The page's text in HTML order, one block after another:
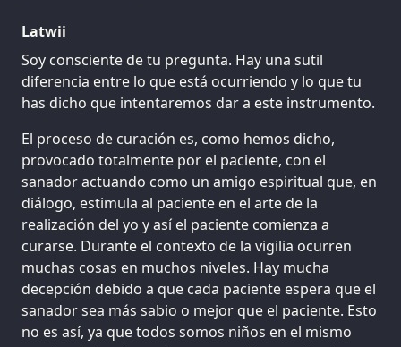
Latwii
Soy consciente de tu pregunta. Hay una sutil
diferencia entre lo que está ocurriendo y lo que tu
has dicho que intentaremos dar a este instrumento.
El proceso de curación es, como hemos dicho,
provocado totalmente por el paciente, con el
sanador actuando como un amigo espiritual que, en
diálogo, estimula al paciente en el arte de la
realización del yo y así el paciente comienza a
curarse. Durante el contexto de la vigilia ocurren
muchas cosas en muchos niveles. Hay mucha
decepción debido a que cada paciente espera que el
sanador sea más sabio o mejor que el paciente. Esto
no es así, ya que todos somos niños en el mismo